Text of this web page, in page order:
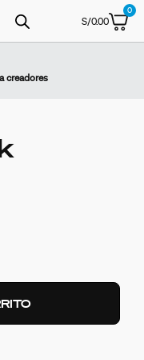
S/0.00
0
creadores